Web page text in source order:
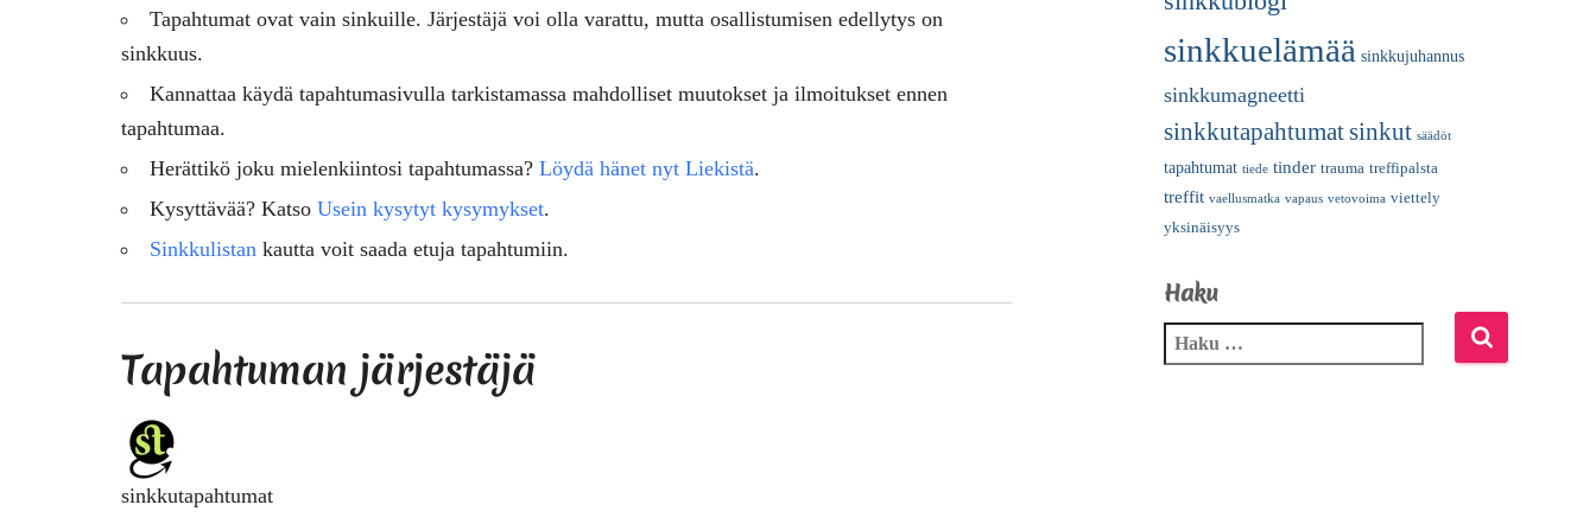
Tapahtumat ovat vain sinkuille. Järjestäjä voi olla varattu, mutta osallistumisen edellytys on
sinkkuus.
Kannattaa käydä tapahtumasivulla tarkistamassa mahdolliset muutokset ja ilmoitukset ennen
tapahtumaa.
Herättikö joku mielenkiintosi tapahtumassa? Löydä hänet nyt Liekistä.
Kysyttävää? Katso Usein kysytyt kysymykset.
Sinkkulistan kautta voit saada etuja tapahtumiin.
Tapahtuman järjestäjä
sinkkutapahtumat
sinkkuelämää sinkkujuhannus
sinkkumagneetti
sinkkutapahtumat sinkut säädöt
tapahtumat tiede tinder trauma treffipalsta
treffit vaellusmatka vapaus vetovoima viettely
yksinäisyys
Haku